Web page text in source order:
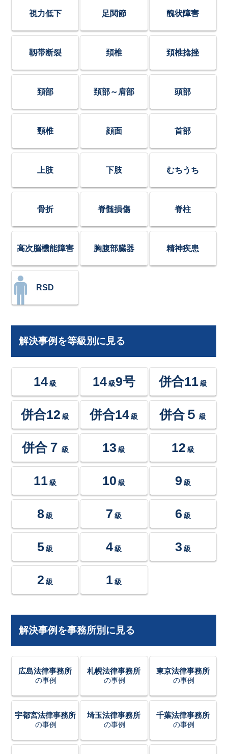
視力低下 足関節 醜状障害
靱帯断裂 頚椎 頚椎捻挫
頚部 頚部～肩部 頭部
頸椎 顔面 首部
上肢 下肢 むちうち
骨折 脊髄損傷 脊柱
高次脳機能障害 胸腹部臓器 精神疾患
RSD
解決事例を等級別に見る
14 級 14級9号 併合11 級
併合12 級 併合14 級 併合５ 級
併合７ 級 13 級 12 級
11 級 10 級 9 級
8 級 7 級 6 級
5 級 4 級 3 級
2 級 1 級
解決事例を事務所別に見る
広島法律事務所
の事例
札幌法律事務所
の事例
東京法律事務所
の事例
宇都宮法律事務所
の事例
埼玉法律事務所
の事例
千葉法律事務所
の事例